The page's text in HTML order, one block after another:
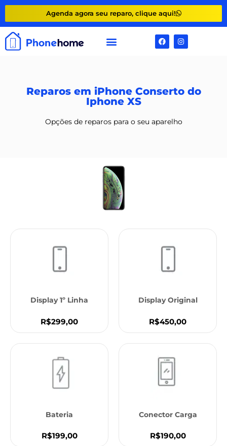
Agenda agora seu reparo, clique aqui!
Reparos em iPhone Conserto do
Iphone XS
Opções de reparos para o seu aparelho
Display 1º Linha
R$299,00
Display Original
R$450,00
Bateria
R$199,00
Conector Carga
R$190,00